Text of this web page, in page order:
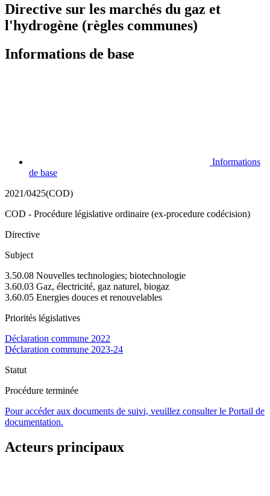
Directive sur les marchés du gaz et
l'hydrogène (règles communes)
Informations de base
Informations
de base
2021/0425(COD)
COD - Procédure législative ordinaire (ex-procedure codécision)
Directive
Subject
3.50.08 Nouvelles technologies; biotechnologie
3.60.03 Gaz, électricité, gaz naturel, biogaz
3.60.05 Energies douces et renouvelables
Priorités législatives
Déclaration commune 2022
Déclaration commune 2023-24
Statut
Procédure terminée
Pour accéder aux documents de suivi, veuillez consulter le Portail de
documentation.
Acteurs principaux